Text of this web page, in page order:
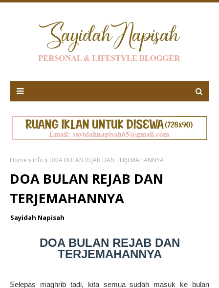
Home info DOA BULAN REJAB DAN TERJEMAHANNYA
DOA BULAN REJAB DAN
TERJEMAHANNYA
Sayidah Napisah
DOA BULAN REJAB DAN
TERJEMAHANNYA
Selepas maghrib tadi, kita semua sudah masuk ke bulan